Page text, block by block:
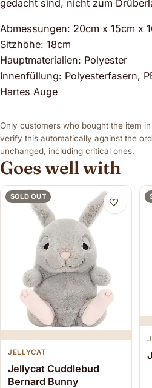
gedacht sind, nicht zum
Abmessungen: 20cm x 15cm x
Sitzhöhe: 18cm
Hauptmaterialien: Polyester
Innenfüllung: Polyesterfasern,
Hartes Auge
Only customers who bought the item
verify this automatically against the
unchanged, including critical ones.
Goes well with
SOLD OUT
JELLYCAT
Jellycat Cuddlebud
Bernard Bunny